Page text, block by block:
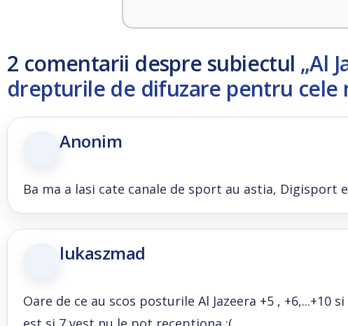
2 comentarii despre subiectul „Al
drepturile de difuzare pentru cele
Anonim
Ba ma a lasi cate canale de sport au astia, Digisport
lukaszmad
Oare de ce au scos posturile Al Jazeera +5 , +6,...+10